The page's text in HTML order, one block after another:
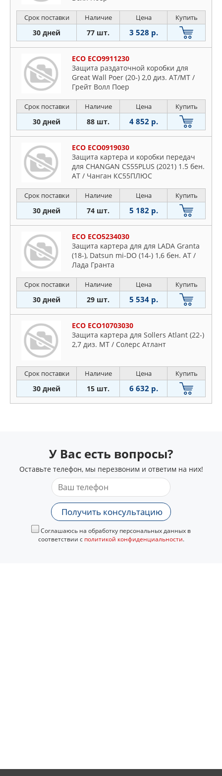
Срок поставки Наличие Цена Купить
30 дней 77 шт. 3 528 р.
ECO ECO9911230
Защита раздаточной коробки для
Great Wall Poer (20-) 2,0 диз. АТ/MT /
Грейт Волл Поер
Срок поставки Наличие Цена Купить
30 дней 88 шт. 4 852 р.
ECO ECO0919030
Защита картера и коробки передач
для CHANGAN CS55PLUS (2021) 1.5 бен.
АТ / Чанган КС55ПЛЮС
Срок поставки Наличие Цена Купить
30 дней 74 шт. 5 182 р.
ECO ECO5234030
Защита картера для для LADA Granta
(18-), Datsun mi-DO (14-) 1,6 бен. AT /
Лада Гранта
Срок поставки Наличие Цена Купить
30 дней 29 шт. 5 534 р.
ECO ECO10703030
Защита картера для Sollers Atlant (22-)
2,7 диз. МТ / Солерс Атлант
Срок поставки Наличие Цена Купить
30 дней 15 шт. 6 632 р.
У Вас есть вопросы?
Оставьте телефон, мы перезвоним и ответим на них!
Получить консультацию
Соглашаюсь на обработку персональных данных в
соответствии с политикой конфиденциальности.